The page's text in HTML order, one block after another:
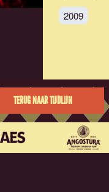
2009
TERUG NAAR TIJDLIJN